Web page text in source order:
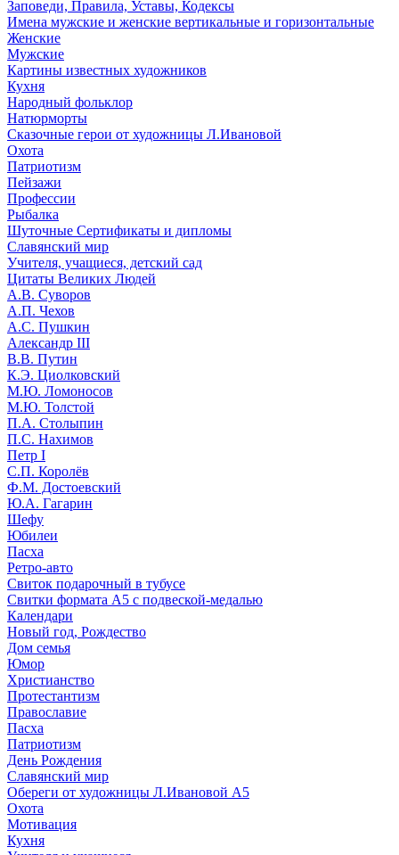
Заповеди, Правила, Уставы, Кодексы
Имена мужские и женские вертикальные и горизонтальные
Женские
Мужские
Картины известных художников
Кухня
Народный фольклор
Натюрморты
Сказочные герои от художницы Л.Ивановой
Охота
Патриотизм
Пейзажи
Профессии
Рыбалка
Шуточные Сертификаты и дипломы
Славянский мир
Учителя, учащиеся, детский сад
Цитаты Великих Людей
А.В. Суворов
А.П. Чехов
А.С. Пушкин
Александр III
В.В. Путин
К.Э. Циолковский
М.Ю. Ломоносов
М.Ю. Толстой
П.А. Столыпин
П.С. Нахимов
Петр I
С.П. Королёв
Ф.М. Достоевский
Ю.А. Гагарин
Шефу
Юбилеи
Пасха
Ретро-авто
Свиток подарочный в тубусе
Свитки формата А5 с подвеской-медалью
Календари
Новый год, Рождество
Дом семья
Юмор
Христианство
Протестантизм
Православие
Пасха
Патриотизм
День Рождения
Славянский мир
Обереги от художницы Л.Ивановой А5
Охота
Мотивация
Кухня